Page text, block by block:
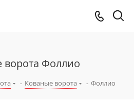
ворота Фоллио
- Кованые ворота - Фоллио